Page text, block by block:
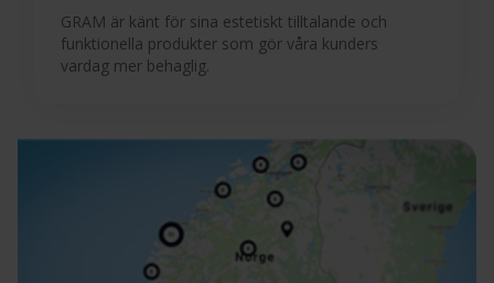
Produktbild OM 62-50 RT
B
Ladda ner
GRAM är känt för sina estetiskt tilltalande och
funktionella produkter som gör våra kunders
vardag mer behaglig.